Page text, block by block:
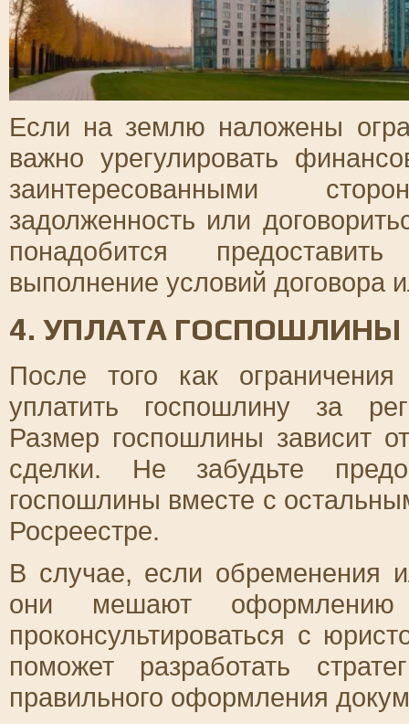
Если на землю наложены
важно урегулировать
заинтересованными
задолженность или
понадобится
выполнение условий договора
4. УПЛАТА ГОСПОШЛИНЫ
После того как
уплатить госпошлину за
Размер госпошлины зависит
сделки. Не забудьте
госпошлины вместе с
Росреестре.
В случае, если обременения
они мешают оформлению
проконсультироваться с
поможет разработать
правильного оформления